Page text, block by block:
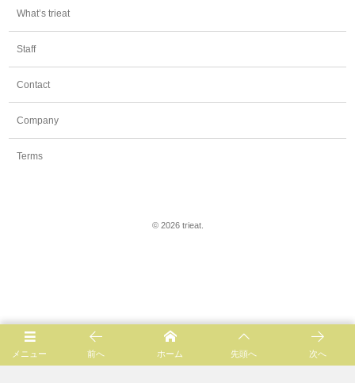
What’s trieat
Staff
Contact
Company
Terms
© 2026 trieat.
メニュー 前へ ホーム 先頭へ 次へ